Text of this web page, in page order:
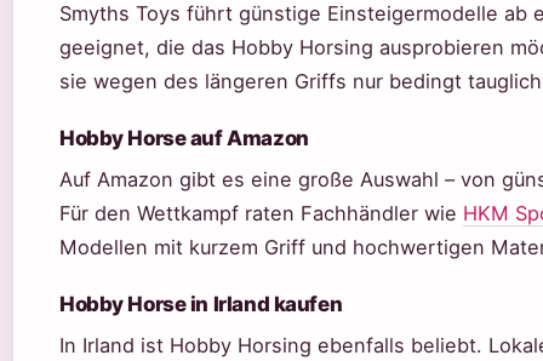
Smyths Toys führt günstige Einsteigermodelle ab
geeignet, die das Hobby Horsing ausprobieren
sie wegen des längeren Griffs nur bedingt
Hobby Horse auf Amazon
Auf Amazon gibt es eine große Auswahl – von
Für den Wettkampf raten Fachhändler wie HKM
Modellen mit kurzem Griff und hochwertigen
Hobby Horse in Irland kaufen
In Irland ist Hobby Horsing ebenfalls beliebt.